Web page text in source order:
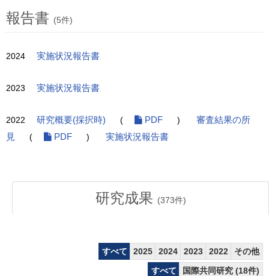
報告書 (5件)
2024 実施状況報告書
2023 実施状況報告書
2022 研究概要(採択時) ( PDF )
審査結果の所
見
( PDF ) 実施状況報告書
研究成果 (373件)
すべて 2025 2024 2023 2022
その他
すべて
国際共同研究 (18件)